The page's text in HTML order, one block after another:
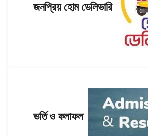
জনপ্রিয় হোম ডেলিভারি
ভর্তি ও ফলাফল